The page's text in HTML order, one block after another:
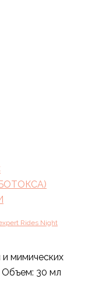
Rides Night
мимических
Объем: 30 мл